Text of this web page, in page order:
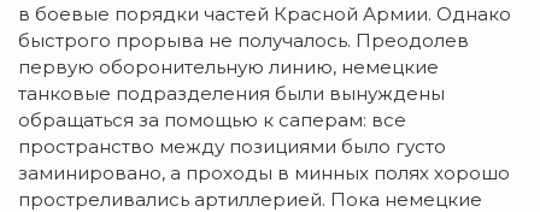
в боевые порядки частей Красной Армии. Однако
быстрого прорыва не получалось. Преодолев
первую оборонительную линию, немецкие
танковые подразделения были вынуждены
обращаться за помощью к саперам: все
пространство между позициями было густо
заминировано, а проходы в минных полях хорошо
простреливались артиллерией. Пока немецкие